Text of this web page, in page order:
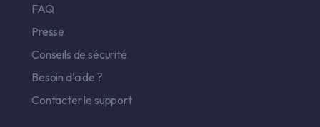
FAQ
Presse
Conseils de sécurité
Besoin d'aide ?
Contacter le support